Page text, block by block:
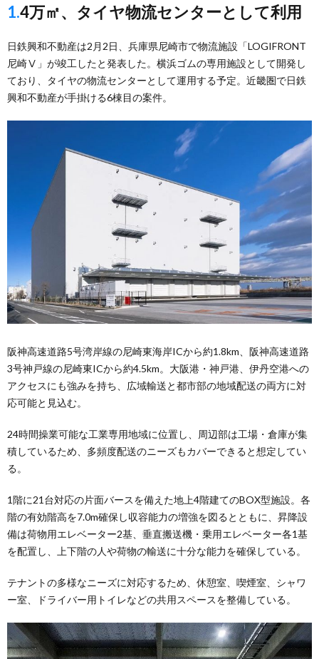
1.4万㎡、タイヤ物流センターとして利用
日鉄興和不動産は2月2日、兵庫県尼崎市で物流施設「LOGIFRONT
尼崎Ⅴ」が竣工したと発表した。横浜ゴムの専用施設として開発し
ており、タイヤの物流センターとして運用する予定。近畿圏で日鉄
興和不動産が手掛ける6棟目の案件。
阪神高速道路5号湾岸線の尼崎東海岸ICから約1.8km、阪神高速道路
3号神戸線の尼崎東ICから約4.5km。大阪港・神戸港、伊丹空港への
アクセスにも強みを持ち、広域輸送と都市部の地域配送の両方に対
応可能と見込む。
24時間操業可能な工業専用地域に位置し、周辺部は工場・倉庫が集
積しているため、多頻度配送のニーズもカバーできると想定してい
る。
1階に21台対応の片面バースを備えた地上4階建てのBOX型施設。各
階の有効階高を7.0m確保し収容能力の増強を図るとともに、昇降設
備は荷物用エレベーター2基、垂直搬送機・乗用エレベーター各1基
を配置し、上下階の人や荷物の輸送に十分な能力を確保している。
テナントの多様なニーズに対応するため、休憩室、喫煙室、シャワ
ー室、ドライバー用トイレなどの共用スペースを整備している。